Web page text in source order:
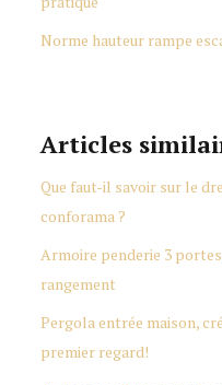
Norme hauteur rampe
Articles
Que faut-il savoir sur le
conforama ?
Armoire penderie 3
rangement
Pergola entrée maison,
premier regard!